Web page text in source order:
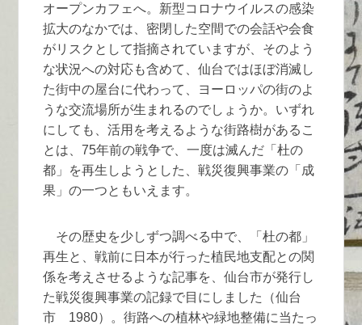
オープンカフェへ。新型コロナウイルスの感染
拡大のなかでは、密閉した空間での会話や会食
がリスクとして指摘されていますが、そのよう
な状況への対応も含めて、仙台ではほぼ消滅し
た街中の屋台に代わって、ヨーロッパの街のよ
うな交流場所が生まれるのでしょうか。いずれ
にしても、活用を考えるような街路樹があるこ
とは、75年前の戦争で、一度は滅んだ「杜の
都」を再生しようとした、戦災復興事業の「成
果」の一つともいえます。
その歴史を少しずつ調べる中で、「杜の都」
再生と、戦前に日本が行った植民地支配との関
係を考えさせるような記事を、仙台市が発行し
た戦災復興事業の記録で目にしました（仙台
市 1980）。街路への植林や緑地整備に当たっ